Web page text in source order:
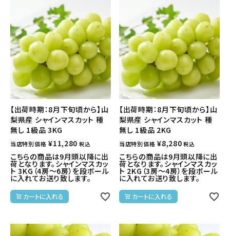
【出荷時期：8月下旬頃から】山
梨県産 シャインマスカット 種
無し 1級品 3KG
当店特別価格 ¥11,280 税込
こちらの商品は9月頭以降に出
荷となります。シャインマスカッ
ト 3KG（4房～6房）を段ボール
に入れてお送り致します。
カートに入れる
【出荷時期：8月下旬頃から】山
梨県産 シャインマスカット 種
無し 1級品 2KG
当店特別価格 ¥8,280 税込
こちらの商品は9月頭以降に出
荷となります。シャインマスカッ
ト 2KG（3房～4房）を段ボール
に入れてお送り致します。
カートに入れる